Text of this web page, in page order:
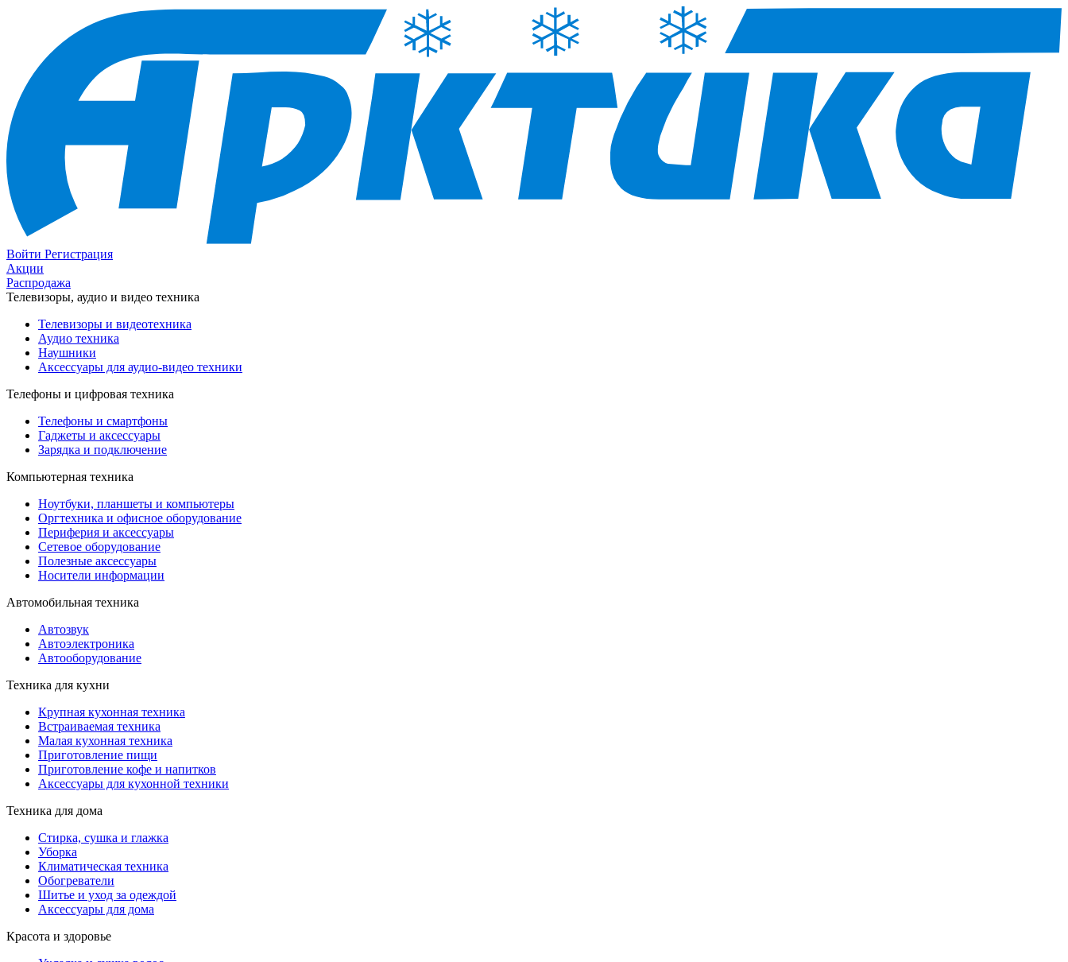
Войти Регистрация
Акции
Распродажа
Телевизоры, аудио и видео техника
Телевизоры и видеотехника
Аудио техника
Наушники
Аксессуары для аудио-видео техники
Телефоны и цифровая техника
Телефоны и смартфоны
Гаджеты и аксессуары
Зарядка и подключение
Компьютерная техника
Ноутбуки, планшеты и компьютеры
Оргтехника и офисное оборудование
Периферия и аксессуары
Cетевое оборудование
Полезные аксессуары
Носители информации
Автомобильная техника
Автозвук
Автоэлектроника
Автооборудование
Техника для кухни
Крупная кухонная техника
Встраиваемая техника
Малая кухонная техника
Приготовление пищи
Приготовление кофе и напитков
Аксессуары для кухонной техники
Техника для дома
Стирка, сушка и глажка
Уборка
Климатическая техника
Обогреватели
Шитье и уход за одеждой
Аксессуары для дома
Красота и здоровье